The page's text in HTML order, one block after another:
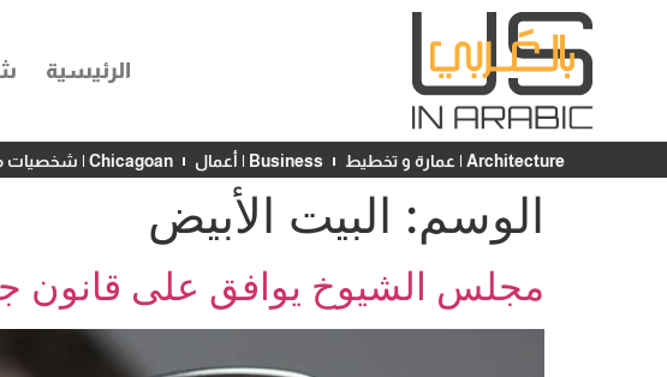
الرئيسية
Architecture | عمارة و تخطيط Business | أعمال Chicagoan | شخصيات محلية
الوسم: البيت الأبيض
مجلس الشيوخ يوافق على قانون